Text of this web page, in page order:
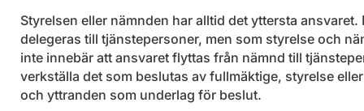
Styrelsen eller nämnden har alltid det yttersta
delegeras till tjänstepersoner, men som styrelse och
inte innebär att ansvaret flyttas från nämnd till
verkställa det som beslutas av fullmäktige, styrelse
och yttranden som underlag för beslut.